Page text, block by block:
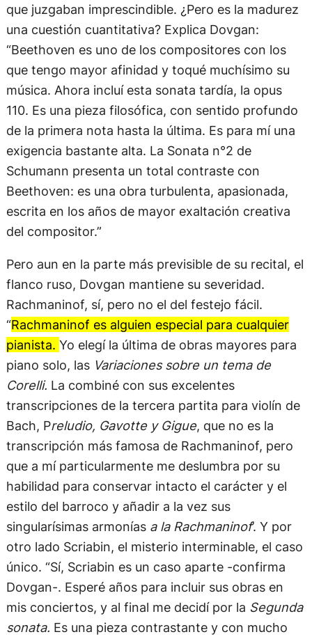
que juzgaban imprescindible. ¿Pero es la madurez
una cuestión cuantitativa? Explica Dovgan:
“Beethoven es uno de los compositores con los
que tengo mayor afinidad y toqué muchísimo su
música. Ahora incluí esta sonata tardía, la opus
110. Es una pieza filosófica, con sentido profundo
de la primera nota hasta la última. Es para mí una
exigencia bastante alta. La Sonata n°2 de
Schumann presenta un total contraste con
Beethoven: es una obra turbulenta, apasionada,
escrita en los años de mayor exaltación creativa
del compositor.”
Pero aun en la parte más previsible de su recital, el
flanco ruso, Dovgan mantiene su severidad.
Rachmaninof, sí, pero no el del festejo fácil.
“Rachmaninof es alguien especial para cualquier
pianista. Yo elegí la última de obras mayores para
piano solo, las Variaciones sobre un tema de
Corelli. La combiné con sus excelentes
transcripciones de la tercera partita para violín de
Bach, Preludio, Gavotte y Gigue, que no es la
transcripción más famosa de Rachmaninof, pero
que a mí particularmente me deslumbra por su
habilidad para conservar intacto el carácter y el
estilo del barroco y añadir a la vez sus
singularísimas armonías a la Rachmaninof’. Y por
otro lado Scriabin, el misterio interminable, el caso
único. “Sí, Scriabin es un caso aparte -confirma
Dovgan-. Esperé años para incluir sus obras en
mis conciertos, y al final me decidí por la Segunda
sonata. Es una pieza contrastante y con mucho